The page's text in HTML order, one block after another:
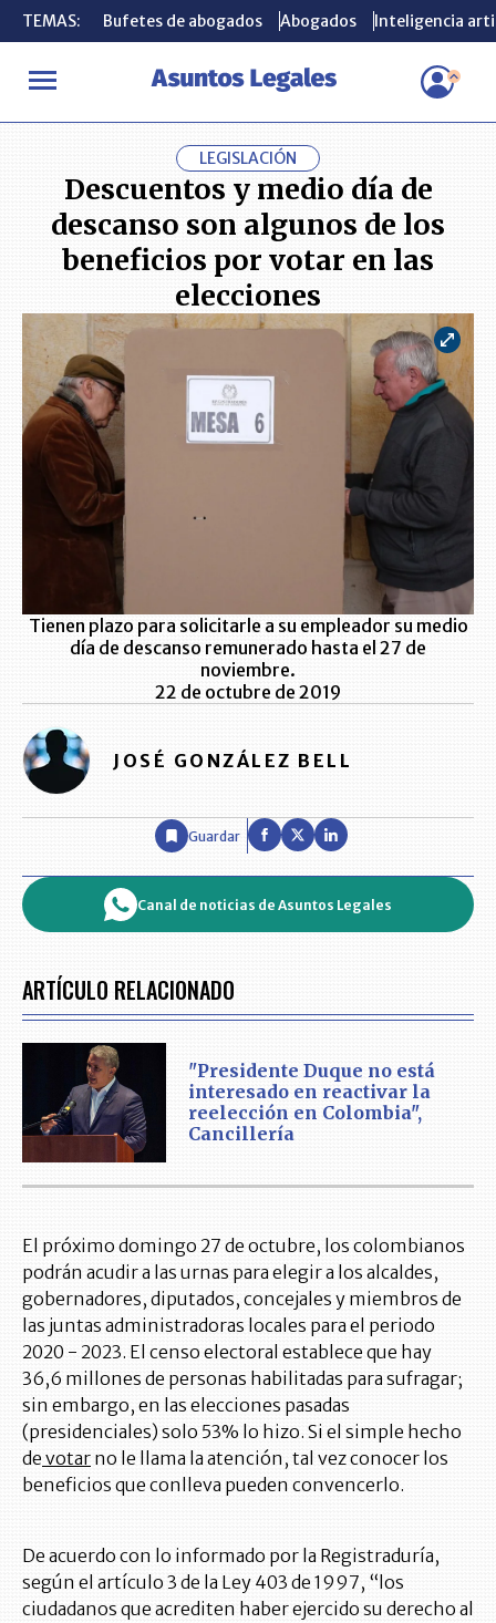
TEMAS: Bufetes de abogados Abogados Inteligencia
INICIO ACTUALIDAD Descuentos y medio día de descanso son
TEMAS: Bufetes de abogados Abogados Inteligencia
LEGISLACIÓN
Descuentos y medio día de
descanso son algunos de los
beneficios por votar en las
elecciones
Tienen plazo para solicitarle a su empleador su medio
día de descanso remunerado hasta el 27 de
noviembre.
22 de octubre de 2019
JOSÉ GONZÁLEZ BELL
Guardar
Canal de noticias de Asuntos Legales
ARTÍCULO RELACIONADO
"Presidente Duque no está
interesado en reactivar la
reelección en Colombia",
Cancillería
El próximo domingo 27 de octubre, los colombianos
podrán acudir a las urnas para elegir a los alcaldes,
gobernadores, diputados, concejales y miembros de
las juntas administradoras locales para el periodo
2020 - 2023. El censo electoral establece que hay
36,6 millones de personas habilitadas para sufragar;
sin embargo, en las elecciones pasadas
(presidenciales) solo 53% lo hizo. Si el simple hecho
de votar no le llama la atención, tal vez conocer los
beneficios que conlleva pueden convencerlo.
De acuerdo con lo informado por la Registraduría,
según el artículo 3 de la Ley 403 de 1997, “los
ciudadanos que acrediten haber ejercido su derecho al